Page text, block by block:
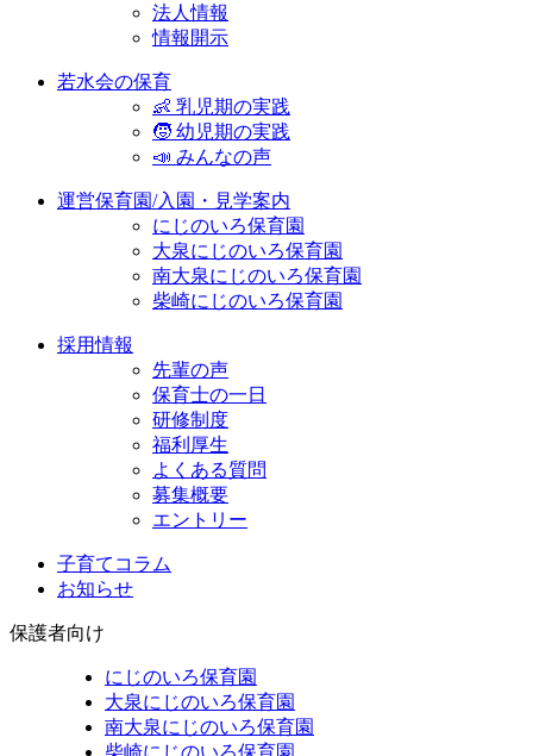
法人情報
情報開示
若水会の保育
👶 乳児期の実践
🧒 幼児期の実践
📣 みんなの声
運営保育園/入園・見学案内
にじのいろ保育園
大泉にじのいろ保育園
南大泉にじのいろ保育園
柴崎にじのいろ保育園
採用情報
先輩の声
保育士の一日
研修制度
福利厚生
よくある質問
募集概要
エントリー
子育てコラム
お知らせ
保護者向け
にじのいろ保育園
大泉にじのいろ保育園
南大泉にじのいろ保育園
柴崎にじのいろ保育園